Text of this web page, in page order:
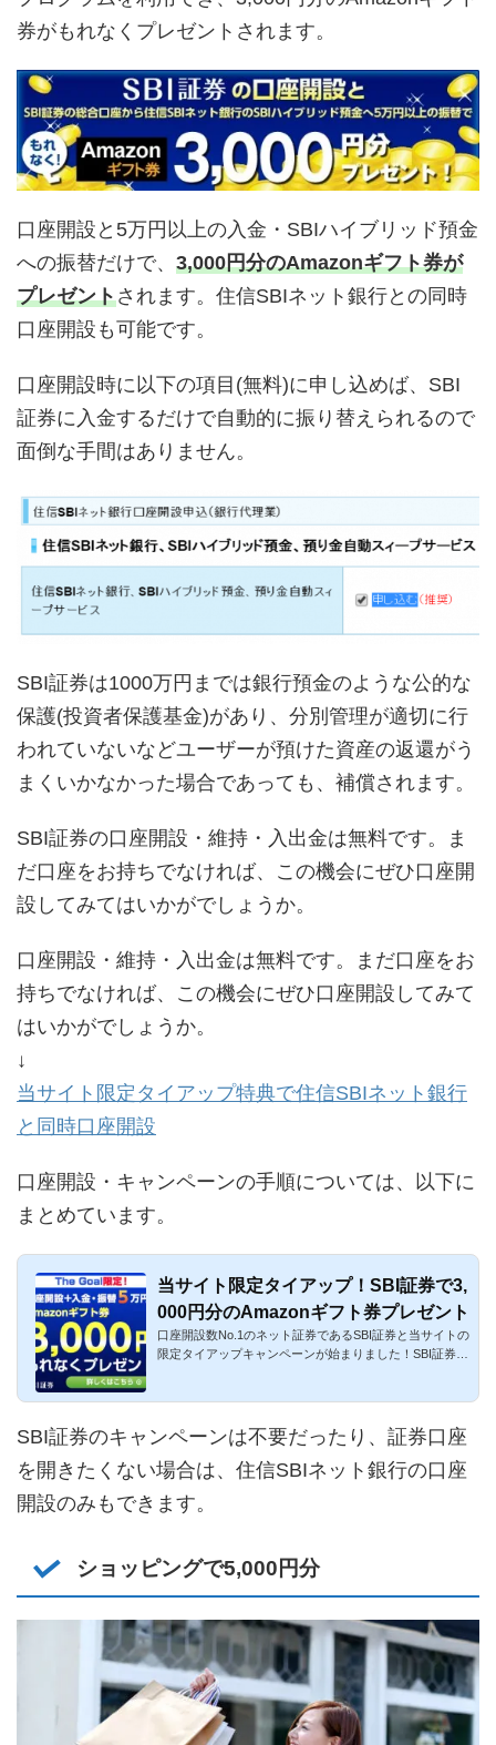
券がもれなくプレゼントされます。
口座開設と5万円以上の入金・SBIハイブリッド預金
への振替だけで、 3,000円分のAmazonギフト券が
プレゼントされます。住信SBIネット銀行との同時
口座開設も可能です。
口座開設時に以下の項目(無料)に申し込めば、SBI
証券に入金するだけで自動的に振り替えられるので
面倒な手間はありません。
SBI証券は1000万円までは銀行預金のような公的な
保護(投資者保護基金)があり、分別管理が適切に行
われていないなどユーザーが預けた資産の返還がう
まくいかなかった場合であっても、補償されます。
SBI証券の口座開設・維持・入出金は無料です。ま
だ口座をお持ちでなければ、この機会にぜひ口座開
設してみてはいかがでしょうか。
口座開設・維持・入出金は無料です。まだ口座をお
持ちでなければ、この機会にぜひ口座開設してみて
はいかがでしょうか。
↓
当サイト限定タイアップ特典で住信SBIネット銀行
と同時口座開設
口座開設・キャンペーンの手順については、以下に
まとめています。
当サイト限定タイアップ！SBI証券で3,
000円分のAmazonギフト券プレゼント
口座開設数No.1のネット証券であるSBI証券と当サイトの
限定タイアップキャンペーンが始まりました！SBI証券は
SBI証券のキャンペーンは不要だったり、証券口座
を開きたくない場合は、住信SBIネット銀行の口座
開設のみもできます。
ショッピングで5,000円分